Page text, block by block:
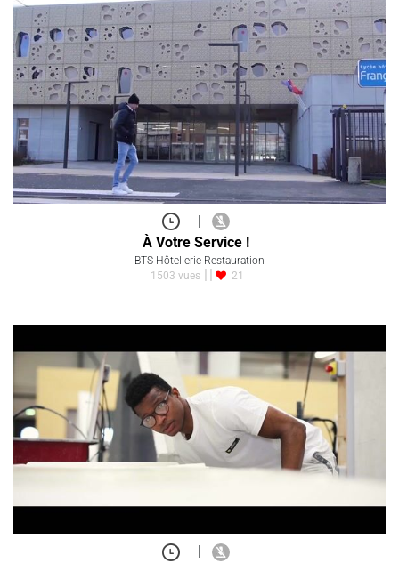
|
À Votre Service !
BTS Hôtellerie Restauration
1503 vues
21
|